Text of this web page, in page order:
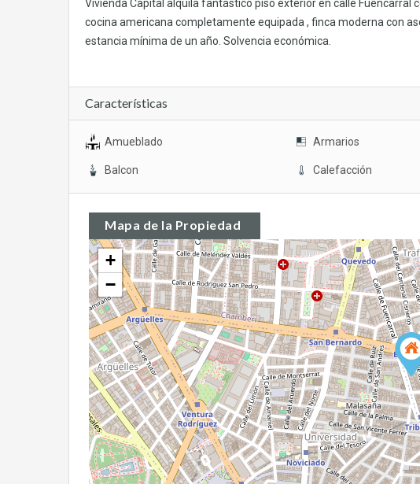
Vivienda Capital alquila fantástico piso exterior en calle Fuencarral
cocina americana completamente equipada , finca moderna con
estancia mínima de un año. Solvencia económica.
Características
Amueblado Armarios
Balcon Calefacción
Mapa de la Propiedad
+
−